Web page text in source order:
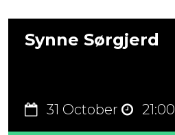
Synne Sørgjerd
31 October 21:00